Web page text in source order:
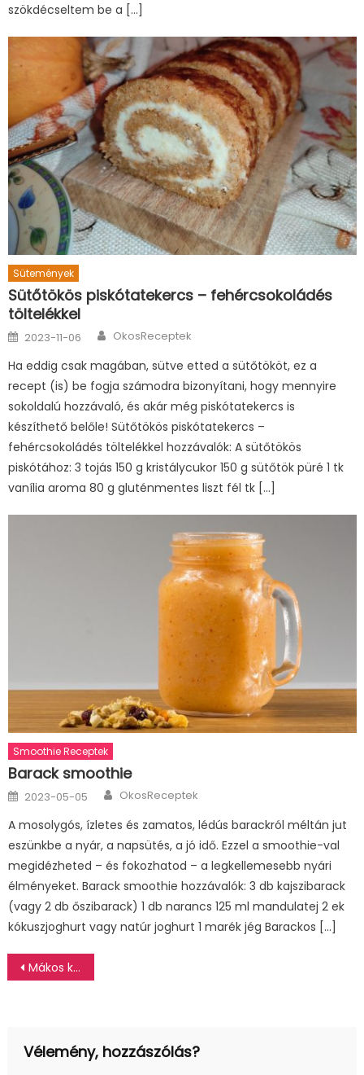
szökdécseltem be a […]
Sütemények
Sütőtökös piskótatekercs – fehércsokoládés
töltelékkel
Posted
on
2023-11-06 Author
OkosReceptek
Ha eddig csak magában, sütve etted a sütőtököt, ez a
recept (is) be fogja számodra bizonyítani, hogy mennyire
sokoldalú hozzávaló, és akár még piskótatekercs is
készíthető belőle! Sütőtökös piskótatekercs –
fehércsokoládés töltelékkel hozzávalók: A sütőtökös
piskótához: 3 tojás 150 g kristálycukor 150 g sütőtök püré 1 tk
vanília aroma 80 g gluténmentes liszt fél tk […]
Smoothie Receptek
Barack smoothie
Posted
on
2023-05-05 Author
OkosReceptek
A mosolygós, ízletes és zamatos, lédús barackról méltán jut
eszünkbe a nyár, a napsütés, a jó idő. Ezzel a smoothie-val
megidézheted – és fokozhatod – a legkellemesebb nyári
élményeket. Barack smoothie hozzávalók: 3 db kajszibarack
(vagy 2 db őszibarack) 1 db narancs 125 ml mandulatej 2 ek
kókuszjoghurt vagy natúr joghurt 1 marék jég Barackos […]
Bejegyzés
Mákos kevert
Vélemény, hozzászólás?